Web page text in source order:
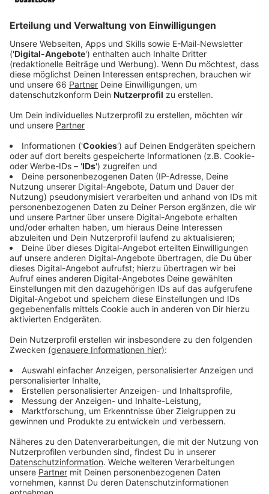
Wer in Angermund essen gehen möchte hat nicht
besonders viel Auswahl. Im Ort ist dieTrattoria
Ottavio
von Adriano Cianciaruso, die er schon seit ca.
30 Jahren betreibt. Auf der Speisekarte des
Restaurants stehen napoleanische Pizzen mit einem
Sauerteigboden.
©Antenne Düsseldorf/Sara Knipper
Anzeige
Neben der Trattoria Ottavio gibt es Imbisse, Pizzerien
und Bäckereien in Angermund oder das Vereinsheim
des Turnvereins, in dem das Tue Lam Platz gefunden
hat. Dort gibt es vietnamesisches Essen.
Anzeige
Menschen aus Angermund am Antenne-
Düsseldorf-Mikrofon
Umfrage: Was macht Angermund aus?